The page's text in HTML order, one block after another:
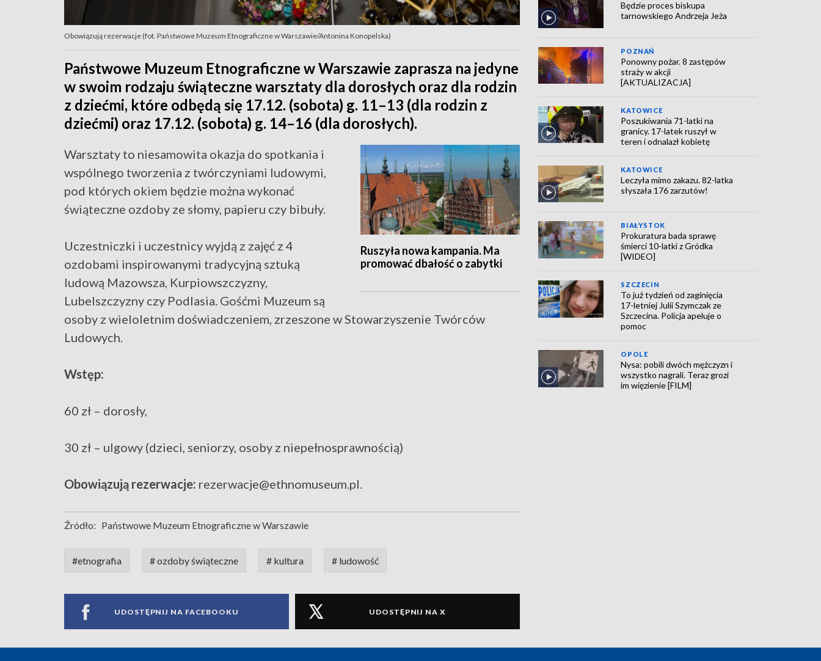
Obowiązują rezerwacje (fot. Państwowe Muzeum Etnograficzne w Warszawie/Antonina Konopelska)
Państwowe Muzeum Etnograficzne w Warszawie zaprasza na jedyne
w swoim rodzaju świąteczne warsztaty dla dorosłych oraz dla rodzin
z dziećmi, które odbędą się 17.12. (sobota) g. 11–13 (dla rodzin z
dziećmi) oraz 17.12. (sobota) g. 14–16 (dla dorosłych).
Ruszyła nowa kampania. Ma
promować dbałość o zabytki
Warsztaty to niesamowita okazja do spotkania i
wspólnego tworzenia z twórczyniami ludowymi,
pod których okiem będzie można wykonać
świąteczne ozdoby ze słomy, papieru czy bibuły.
Uczestniczki i uczestnicy wyjdą z zajęć z 4
ozdobami inspirowanymi tradycyjną sztuką
ludową Mazowsza, Kurpiowszczyzny,
Lubelszczyzny czy Podlasia. Gośćmi Muzeum są
osoby z wieloletnim doświadczeniem, zrzeszone w Stowarzyszenie Twórców
Ludowych.
Wstęp:
60 zł – dorosły,
30 zł – ulgowy (dzieci, seniorzy, osoby z niepełnosprawnością)
Obowiązują rezerwacje: rezerwacje@ethnomuseum.pl.
Źródło: Państwowe Muzeum Etnograficzne w Warszawie
#etnografia # ozdoby świąteczne # kultura # ludowość
UDOSTĘPNIJ NA FACEBOOKU UDOSTĘPNIJ NA X
Będzie proces biskupa
tarnowskiego Andrzeja Jeża
POZNAŃ
Ponowny pożar. 8 zastępów
straży w akcji
[AKTUALIZACJA]
KATOWICE
Poszukiwania 71-latki na
granicy. 17-latek ruszył w
teren i odnalazł kobietę
KATOWICE
Leczyła mimo zakazu. 82-latka
słyszała 176 zarzutów!
BIAŁYSTOK
Prokuratura bada sprawę
śmierci 10-latki z Gródka
[WIDEO]
SZCZECIN
To już tydzień od zaginięcia
17-letniej Julii Szymczak ze
Szczecina. Policja apeluje o
pomoc
OPOLE
Nysa: pobili dwóch mężczyzn i
wszystko nagrali. Teraz grozi
im więzienie [FILM]